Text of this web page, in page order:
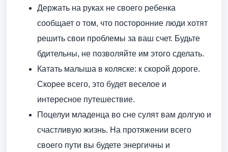
Держать на руках не своего ребенка
сообщает о том, что посторонние люди хотят
решить свои проблемы за ваш счет. Будьте
бдительны, не позволяйте им этого сделать.
Катать малыша в коляске: к скорой дороге.
Скорее всего, это будет веселое и
интересное путешествие.
Поцелуи младенца во сне сулят вам долгую и
счастливую жизнь. На протяжении всего
своего пути вы будете энергичны и